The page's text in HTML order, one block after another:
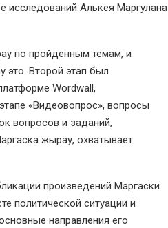
исследований Алькея Маргулана
по пройденным темам, и
это. Второй этап был
Wordwall,
«Видеовопрос», вопросы
вопросов и заданий,
жырау, охватывает
произведений Маргаски
политической ситуации и
направления его